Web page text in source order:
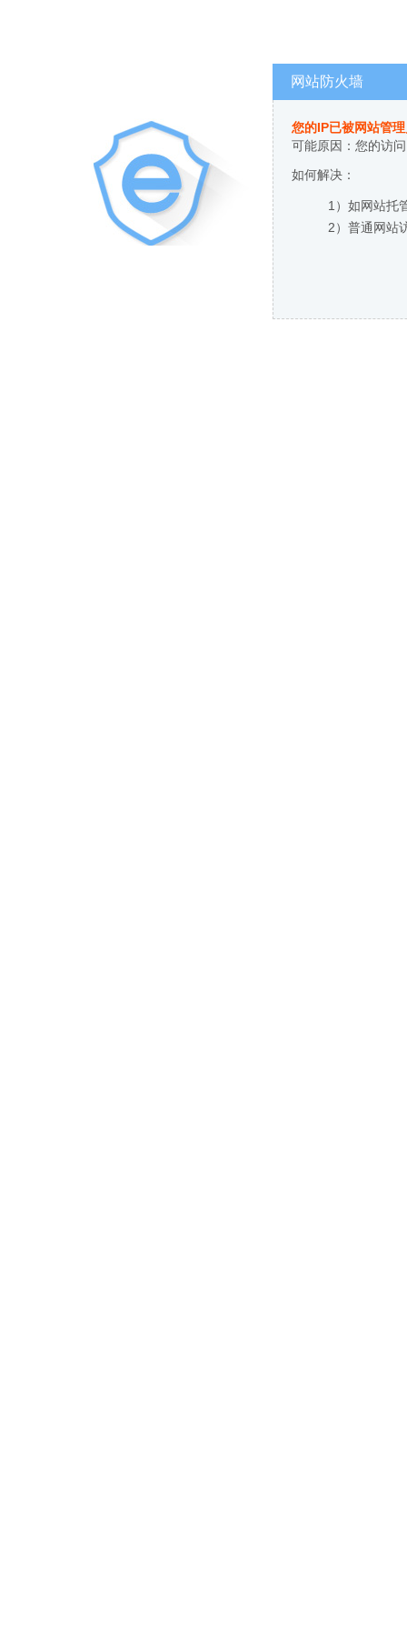
网站防火墙
您的IP已被网站管
可能原因：您的访
如何解决：
1）如网站托
2）普通网站